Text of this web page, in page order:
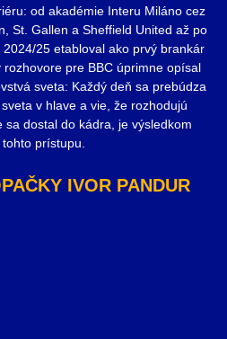
od akadémie Interu Miláno cez
St. Gallen a Sheffield United až po
25 etabloval ako prvý brankár
pre BBC úprimne opísal
sveta: Každý deň sa prebúdza
v hlave a vie, že rozhodujú
sa dostal do kádra, je výsledkom
prístupu.
IVOR PANDUR